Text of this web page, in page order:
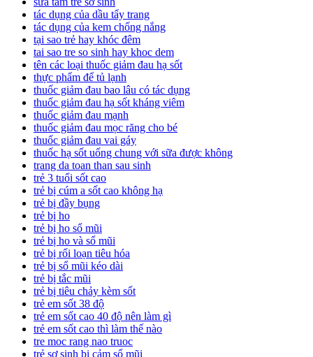
tác dụng của dầu tẩy trang
tác dụng của kem chống nắng
tại sao trẻ hay khóc đêm
tai sao tre so sinh hay khoc dem
tên các loại thuốc giảm đau hạ sốt
thực phẩm để tủ lạnh
thuốc giảm đau bao lâu có tác dụng
thuốc giảm đau hạ sốt kháng viêm
thuốc giảm đau mạnh
thuốc giảm đau mọc răng cho bé
thuốc giảm đau vai gáy
thuốc hạ sốt uống chung với sữa được không
trang da toan than sau sinh
trẻ 3 tuổi sốt cao
trẻ bị cúm a sốt cao không hạ
trẻ bị đầy bụng
trẻ bị ho
trẻ bị ho sổ mũi
trẻ bị ho và sổ mũi
trẻ bị rối loạn tiêu hóa
trẻ bị sổ mũi kéo dài
trẻ bị tắc mũi
trẻ bị tiêu chảy kèm sốt
trẻ em sốt 38 độ
trẻ em sốt cao 40 độ nên làm gì
trẻ em sốt cao thì làm thế nào
tre moc rang nao truoc
trẻ sơ sinh bị cảm sổ mũi